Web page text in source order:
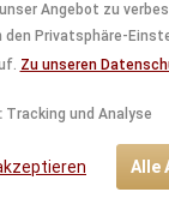
Anfahrt &
Mollenhauer
Küng
wenn
Angebot zu
Privatsphäre-
Zu unseren
Tracking und Analyse
Alle